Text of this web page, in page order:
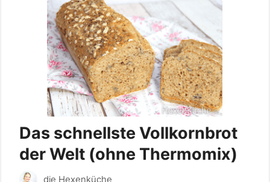
Das schnellste Vollkornbrot
der Welt (ohne Thermomix)
die Hexenküche